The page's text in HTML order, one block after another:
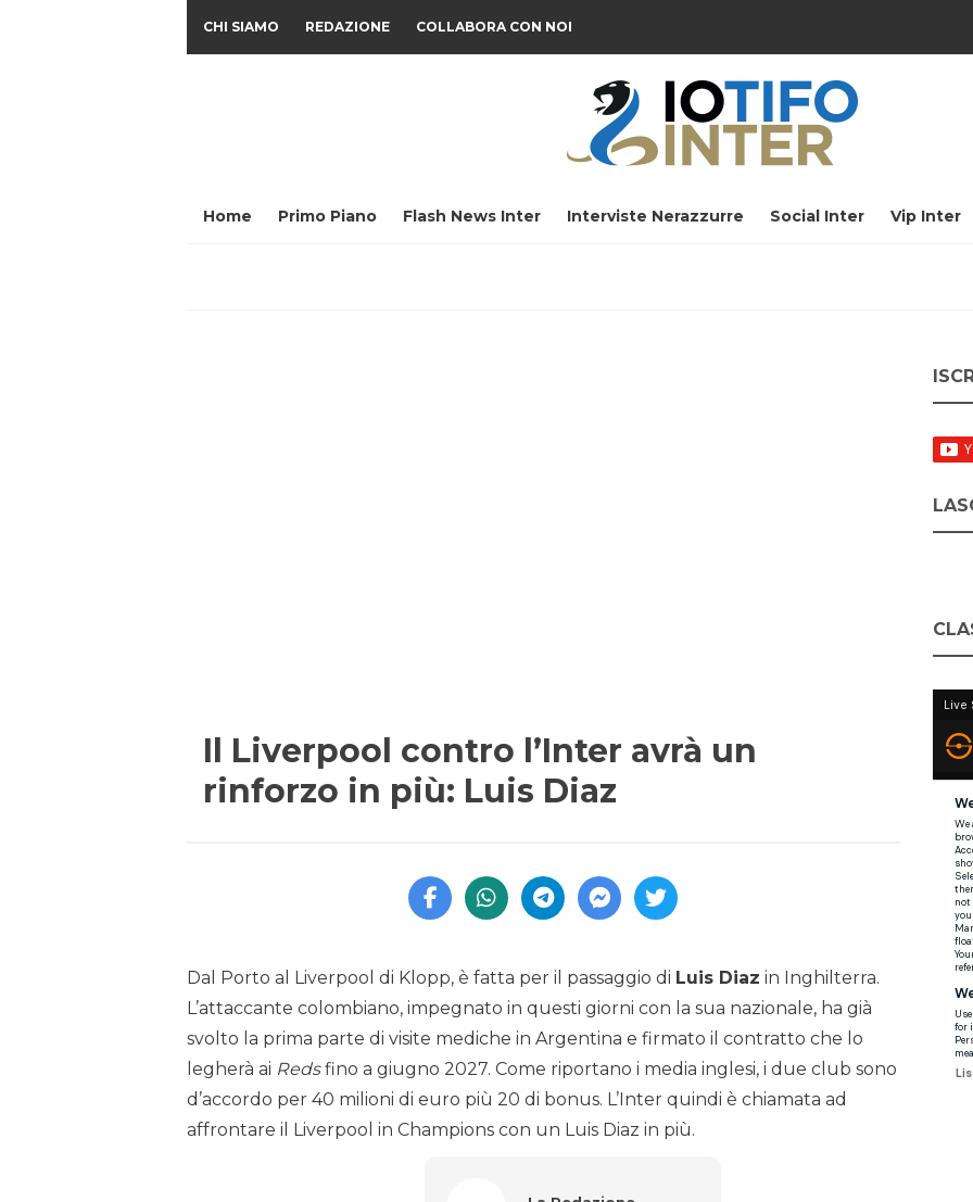
CHI SIAMO REDAZIONE COLLABORA CON NOI
Home Primo Piano Flash News Inter Interviste Nerazzurre Social Inter Vip Inter
Il Liverpool contro l’Inter avrà un
rinforzo in più: Luis Diaz
Dal Porto al Liverpool di Klopp, è fatta per il passaggio di Luis Diaz in Inghilterra.
L’attaccante colombiano, impegnato in questi giorni con la sua nazionale, ha già
svolto la prima parte di visite mediche in Argentina e firmato il contratto che lo
legherà ai Redsfino a giugno 2027. Come riportano i media inglesi, i due club sono
d’accordo per 40 milioni di euro più 20 di bonus. L’Inter quindi è chiamata ad
affrontare il Liverpool in Champions con un Luis Diaz in più.